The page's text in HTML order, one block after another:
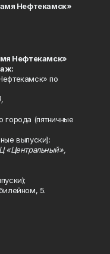
Нефтекамск»
Нефтекамск»
по
города (пятничные
выпуски):
«Центральный»,
5.